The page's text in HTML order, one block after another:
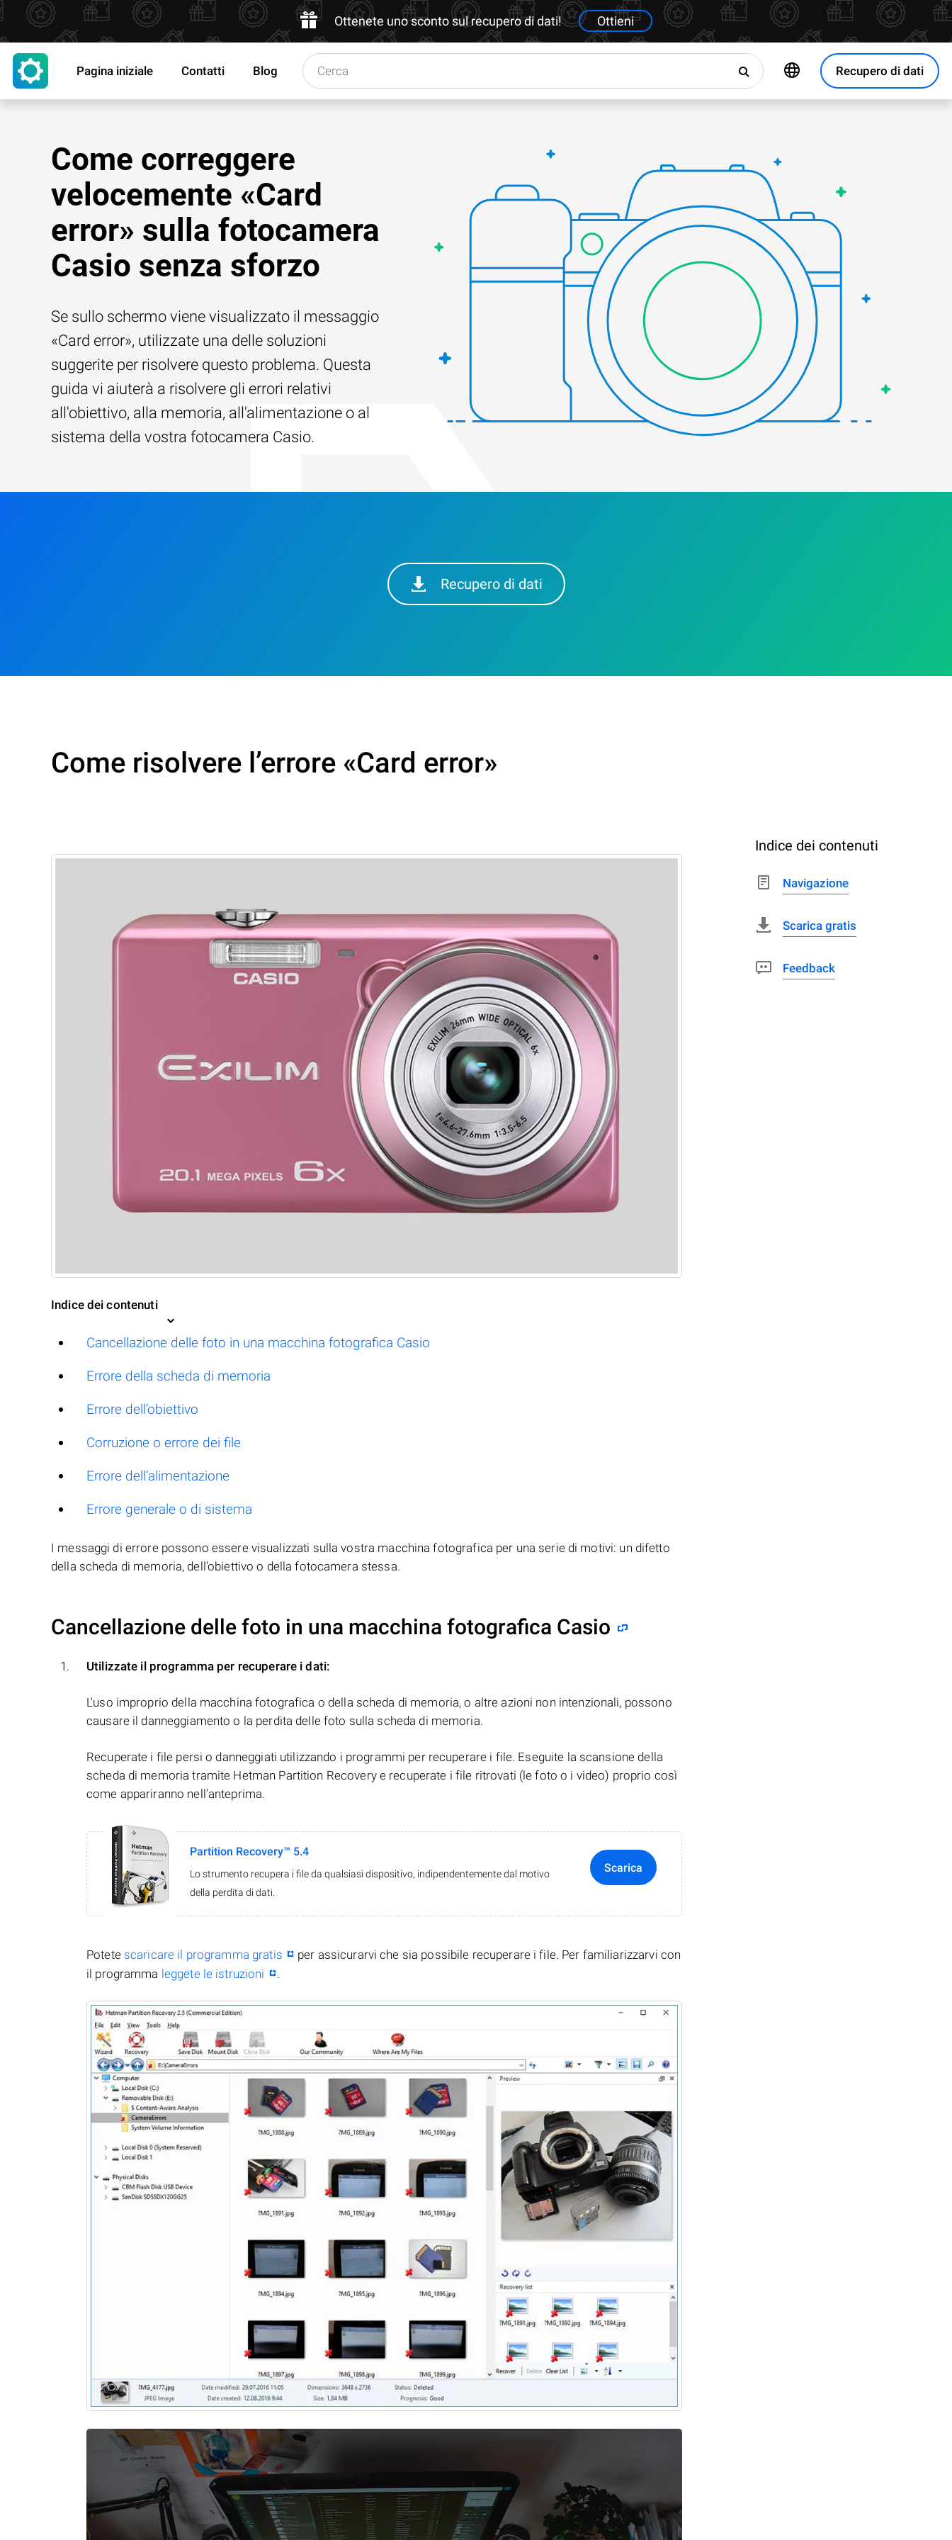
Ottenete uno sconto sul recupero di dati! Ottieni
Recupero di dati
Pagina iniziale Contatti Blog
Come correggere
velocemente «Card
error» sulla fotocamera
Casio senza sforzo
Se sullo schermo viene visualizzato il messaggio
«Card error», utilizzate una delle soluzioni
suggerite per risolvere questo problema. Questa
guida vi aiuterà a risolvere gli errori relativi
all'obiettivo, alla memoria, all'alimentazione o al
sistema della vostra fotocamera Casio.
Recupero di dati
Come risolvere l’errore «Card error»
Indice dei contenuti
Cancellazione delle foto in una macchina fotografica Casio
Errore della scheda di memoria
Errore dell’obiettivo
Corruzione o errore dei file
Errore dell’alimentazione
Errore generale o di sistema
I messaggi di errore possono essere visualizzati sulla vostra macchina fotografica per una serie di motivi: un difetto
della scheda di memoria, dell’obiettivo o della fotocamera stessa.
Cancellazione delle foto in una macchina fotografica Casio
Utilizzate il programma per recuperare i dati:
L'uso improprio della macchina fotografica o della scheda di memoria, o altre azioni non intenzionali, possono
causare il danneggiamento o la perdita delle foto sulla scheda di memoria.
Recuperate i file persi o danneggiati utilizzando i programmi per recuperare i file. Eseguite la scansione della
scheda di memoria tramite Hetman Partition Recovery e recuperate i file ritrovati (le foto o i video) proprio così
come appariranno nell’anteprima.
Partition Recovery™ 5.4
Lo strumento recupera i file da qualsiasi dispositivo, indipendentemente dal motivo
della perdita di dati.
Scarica
Potete scaricare il programma gratis
per assicurarvi che sia possibile recuperare i file. Per familiarizzarvi con
il programma leggete le istruzioni .
Indice dei contenuti
Navigazione
Scarica gratis
Feedback